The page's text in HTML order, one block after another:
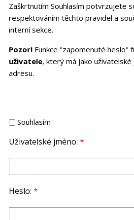
Zaškrtnutím Souhlasím potvrzujete
respektováním těchto pravidel a
interní sekce.
Pozor!Funkce "zapomenuté heslo"
uživatele, který má jako
adresu.
Souhlasím
Uživatelské jméno: *
Heslo: *